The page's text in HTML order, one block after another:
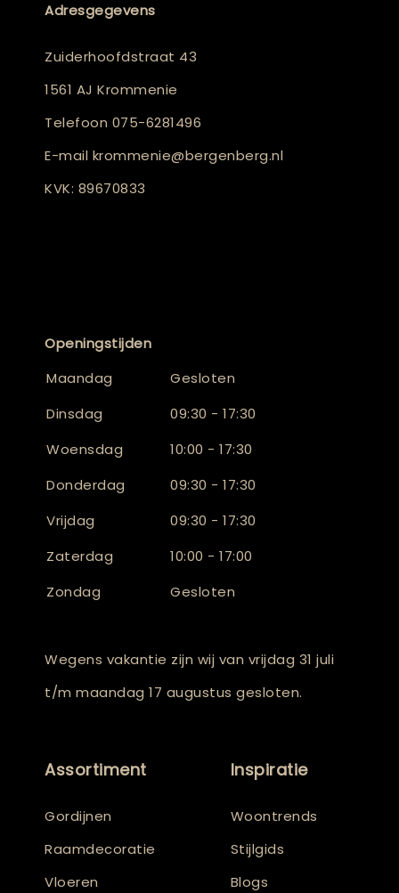
Adresgegevens
Zuiderhoofdstraat 43
1561 AJ Krommenie
Telefoon 075-6281496
E-mail krommenie@bergenberg.nl
KVK: 89670833
Openingstijden
Maandag
Gesloten
Dinsdag
09:30 - 17:30
Woensdag
10:00 - 17:30
Donderdag
09:30 - 17:30
Vrijdag
09:30 - 17:30
Zaterdag
10:00 - 17:00
Zondag
Gesloten
Wegens vakantie zijn wij van vrijdag 31 juli
t/m maandag 17 augustus gesloten.
Assortiment
Gordijnen
Raamdecoratie
Vloeren
Inspiratie
Woontrends
Stijlgids
Blogs